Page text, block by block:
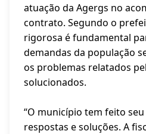
atuação da Agergs no
contrato. Segundo o
rigorosa é fundamental
demandas da população
os problemas relatados
solucionados.
“O município tem feito
respostas e soluções. A